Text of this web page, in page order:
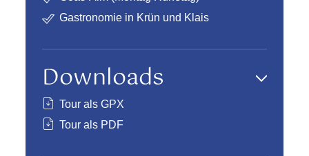
Gastronomie in Krün und Klais
Downloads
Tour als GPX
Tour als PDF